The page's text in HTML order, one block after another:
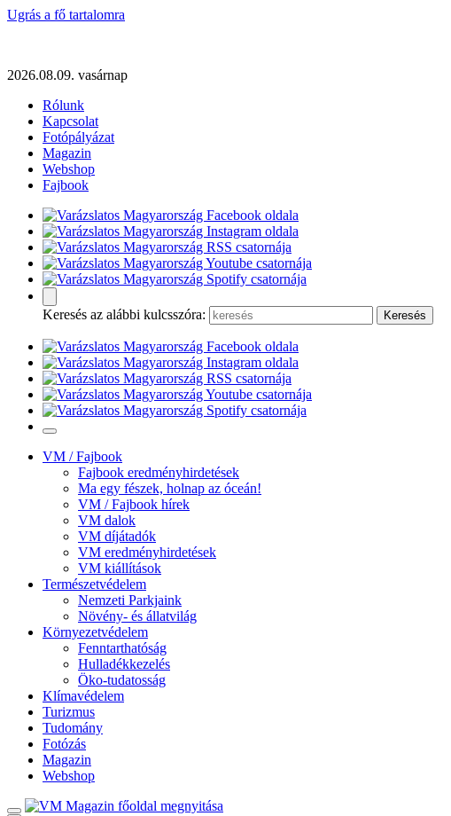
Ugrás a fő tartalomra
2026.08.09. vasárnap
Rólunk
Kapcsolat
Fotópályázat
Magazin
Webshop
Fajbook
Keresés az alábbi kulcsszóra:
VM / Fajbook
Fajbook eredményhirdetések
Ma egy fészek, holnap az óceán!
VM / Fajbook hírek
VM dalok
VM díjátadók
VM eredményhirdetések
VM kiállítások
Természetvédelem
Nemzeti Parkjaink
Növény- és állatvilág
Környezetvédelem
Fenntarthatóság
Hulladékkezelés
Öko-tudatosság
Klímavédelem
Turizmus
Tudomány
Fotózás
Magazin
Webshop